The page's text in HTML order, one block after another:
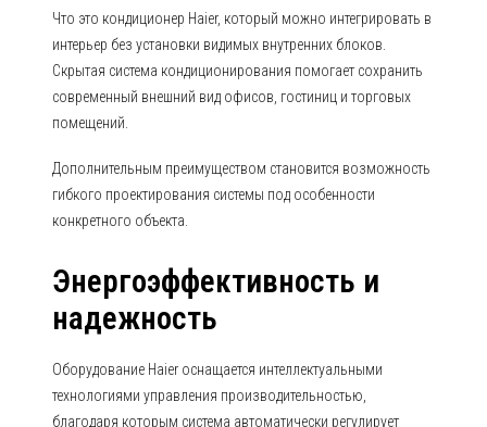
Что это кондиционер Haier, который можно интегрировать в
интерьер без установки видимых внутренних блоков.
Скрытая система кондиционирования помогает сохранить
современный внешний вид офисов, гостиниц и торговых
помещений.
Дополнительным преимуществом становится возможность
гибкого проектирования системы под особенности
конкретного объекта.
Энергоэффективность и
надежность
Оборудование Haier оснащается интеллектуальными
технологиями управления производительностью,
благодаря которым система автоматически регулирует